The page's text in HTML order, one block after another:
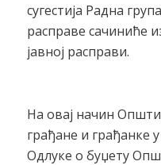
сугестија Радна
расправе сачиниће
јавној расправи.
На овај начин
грађане и грађанке
Одлуке о буџету